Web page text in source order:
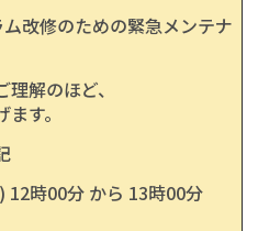
改修のための緊急メンテナ
解のほど、
す。
時00分 から 13時00分